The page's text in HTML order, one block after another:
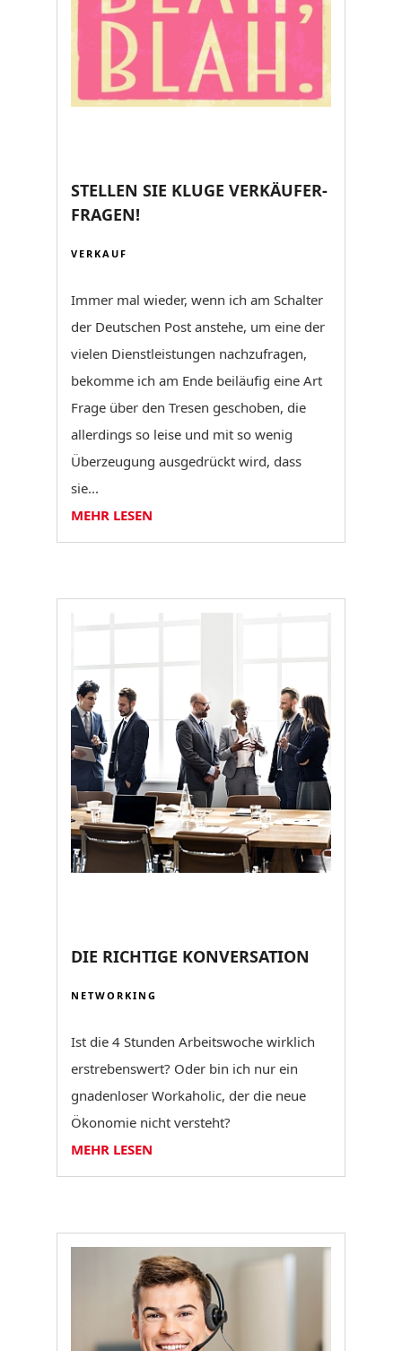
STELLEN SIE KLUGE VERKÄUFER-
FRAGEN!
VERKAUF
Immer mal wieder, wenn ich am Schalter
der Deutschen Post anstehe, um eine der
vielen Dienstleistungen nachzufragen,
bekomme ich am Ende beiläufig eine Art
Frage über den Tresen geschoben, die
allerdings so leise und mit so wenig
Überzeugung ausgedrückt wird, dass
sie...
MEHR LESEN
DIE RICHTIGE KONVERSATION
NETWORKING
Ist die 4 Stunden Arbeitswoche wirklich
erstrebenswert? Oder bin ich nur ein
gnadenloser Workaholic, der die neue
Ökonomie nicht versteht?
MEHR LESEN